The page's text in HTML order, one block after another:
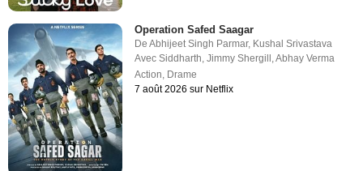
Operation Safed Saagar
DeAbhijeet Singh Parmar, Kushal Srivastava
AvecSiddharth ,Jimmy Shergill ,Abhay Verma
Action Drame
7 août 2026 sur Netflix